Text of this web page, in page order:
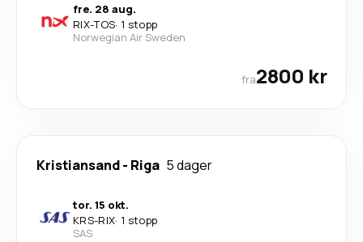
fre. 28 aug.
RIX-TOS· 1 stopp
Norwegian Air Sweden
fra2800 kr
Kristiansand- Riga 5 dager
tor. 15 okt.
KRS-RIX· 1 stopp
SAS